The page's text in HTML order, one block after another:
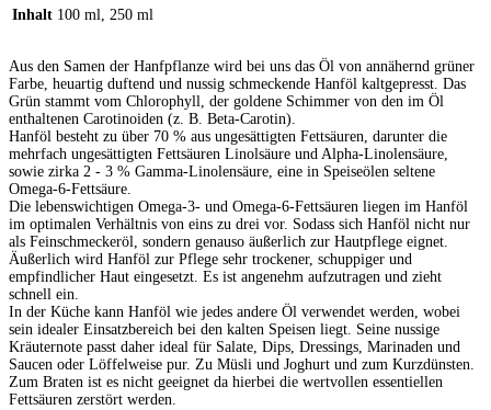
Inhalt 100 ml, 250 ml
Aus den Samen der Hanfpflanze wird bei uns das Öl von annähernd grüner
Farbe, heuartig duftend und nussig schmeckende Hanföl kaltgepresst. Das
Grün stammt vom Chlorophyll, der goldene Schimmer von den im Öl
enthaltenen Carotinoiden (z. B. Beta-Carotin).
Hanföl besteht zu über 70 % aus ungesättigten Fettsäuren, darunter die
mehrfach ungesättigten Fettsäuren Linolsäure und Alpha-Linolensäure,
sowie zirka 2 - 3 % Gamma-Linolensäure, eine in Speiseölen seltene
Omega-6-Fettsäure.
Die lebenswichtigen Omega-3- und Omega-6-Fettsäuren liegen im Hanföl
im optimalen Verhältnis von eins zu drei vor. Sodass sich Hanföl nicht nur
als Feinschmeckeröl, sondern genauso äußerlich zur Hautpflege eignet.
Äußerlich wird Hanföl zur Pflege sehr trockener, schuppiger und
empfindlicher Haut eingesetzt. Es ist angenehm aufzutragen und zieht
schnell ein.
In der Küche kann Hanföl wie jedes andere Öl verwendet werden, wobei
sein idealer Einsatzbereich bei den kalten Speisen liegt. Seine nussige
Kräuternote passt daher ideal für Salate, Dips, Dressings, Marinaden und
Saucen oder Löffelweise pur. Zu Müsli und Joghurt und zum Kurzdünsten.
Zum Braten ist es nicht geeignet da hierbei die wertvollen essentiellen
Fettsäuren zerstört werden.